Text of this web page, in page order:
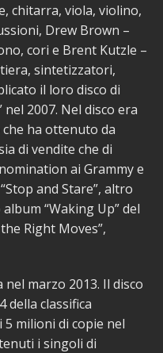
chitarra, viola, violino,
Drew Brown –
cori e Brent Kutzle –
sintetizzatori,
il loro disco di
2007. Nel disco era
ha ottenuto da
di vendite che di
ai Grammy e
and Stare”, altro
“Waking Up” del
Right Moves”,
nel marzo 2013. Il disco
della classifica
milioni di copie nel
i singoli di